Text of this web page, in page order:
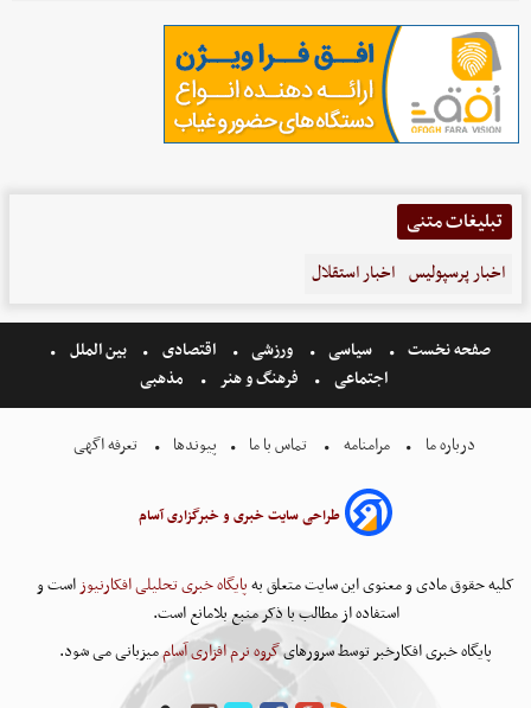
تبلیغات متنی
اخبار پرسپولیس اخبار استقلال
صفحه نخست سیاسی ورزشی اقتصادی
بین الملل
اجتماعی
فرهنگ و هنر مذهبی
درباره ما مرامنامه تماس با ما پیوندها تعرفه اگهی
طراحی سایت خبری و خبرگزاری آسام
کلیه حقوق مادی و معنوی این سایت متعلق بهپایگاه خبری تحلیلی افکارنیوزاست و
استفاده از مطالب با ذکر منبع بلامانع است.
پایگاه خبری افکارخبر توسط سرورهایگروه نرم افزاری آساممیزبانی می شود.